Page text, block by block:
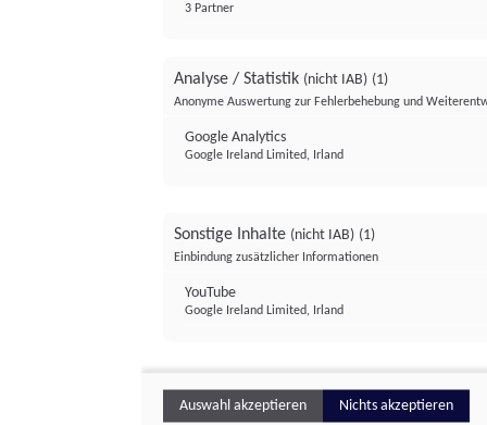
3 Partner
Analyse / Statistik (nicht IAB) (1)
Anonyme Auswertung zur Fehlerbehebung und
Google Analytics
Google Ireland Limited, Irland
Sonstige Inhalte (nicht IAB) (1)
Einbindung zusätzlicher Informationen
YouTube
Google Ireland Limited, Irland
Auswahl akzeptieren Nichts akzeptieren